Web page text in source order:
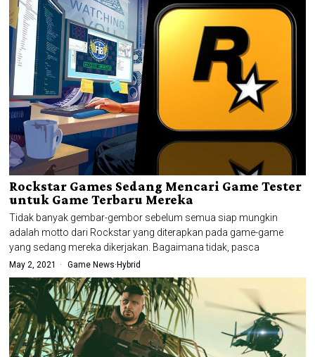
Rockstar Games Sedang Mencari Game Tester
untuk Game Terbaru Mereka
Tidak banyak gembar-gembor sebelum semua siap mungkin
adalah motto dari Rockstar yang diterapkan pada game-game
yang sedang mereka dikerjakan. Bagaimana tidak, pasca
May 2, 2021 Game News· Hybrid